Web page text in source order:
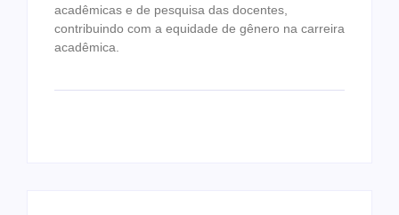
acadêmicas e de pesquisa das docentes,
contribuindo com a equidade de gênero na carreira
acadêmica.